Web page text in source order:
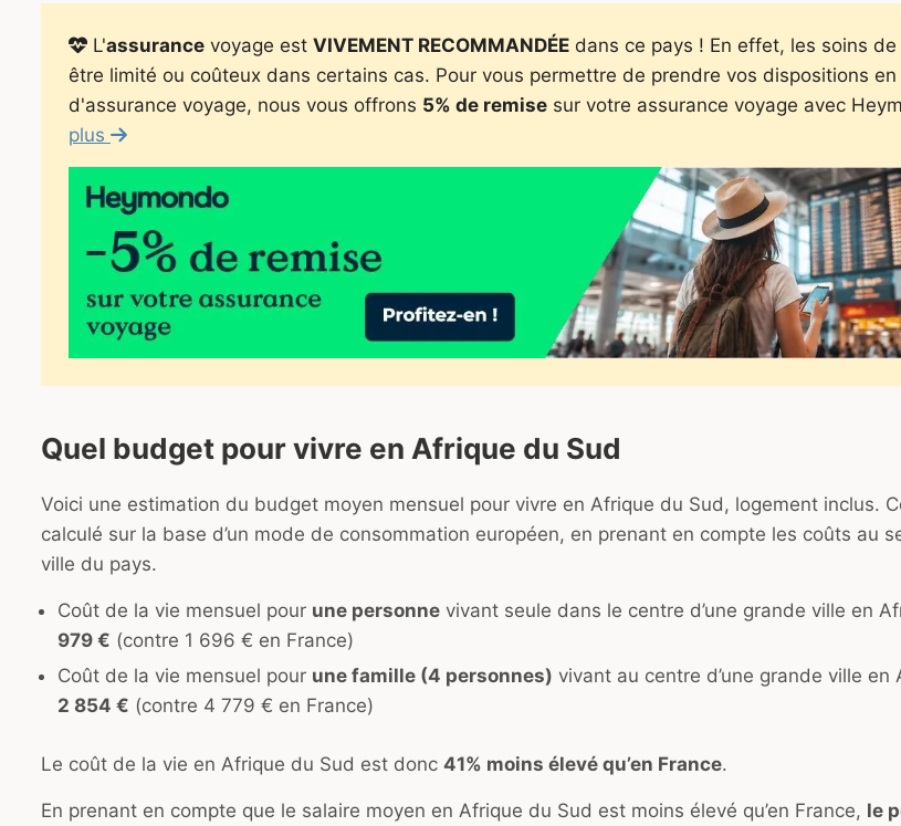
L'assurance voyage est VIVEMENT RECOMMANDÉE dans ce pays ! En effet, les soins
être limité ou coûteux dans certains cas. Pour vous permettre de prendre vos dispositions en
d'assurance voyage, nous vous offrons 5% de remise sur votre assurance voyage avec
plus
Quel budget pour vivre en Afrique du Sud
Voici une estimation du budget moyen mensuel pour vivre en Afrique du Sud, logement inclus.
calculé sur la base d’un mode de consommation européen, en prenant en compte les coûts au
ville du pays.
Coût de la vie mensuel pour une personne vivant seule dans le centre d’une grande ville en
979 € (contre 1 696 € en France)
Coût de la vie mensuel pour une famille (4 personnes) vivant au centre d’une grande ville en
2 854 € (contre 4 779 € en France)
Le coût de la vie en Afrique du Sud est donc 41% moins élevé qu’en France.
En prenant en compte que le salaire moyen en Afrique du Sud est moins élevé qu’en France, le